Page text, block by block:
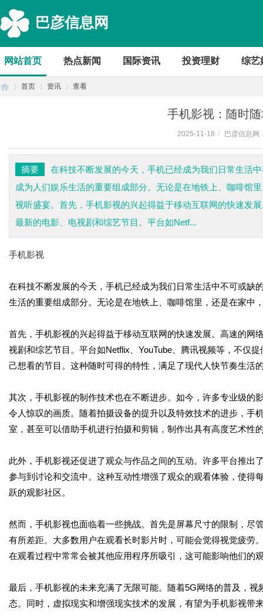
巴彦信息网
网站首页 热点新闻 国际资讯 投资理财 综艺
首页 资讯 查看
手机影视：随时
2025-11-18 / 巴彦信息网
摘要
在科技不断发展的今天，手机已经成为我们日常生活
成为人们娱乐生活的重要组成部分。无论是在地铁上、咖啡馆
视听盛宴。首先，手机影视的兴起得益于移动互联网的快速发
最新的电影、电视剧和综艺节目。平台如Netf...
手机影视
在科技不断发展的今天，手机已经成为我们日常生活中不可或缺
生活的重要组成部分。无论是在地铁上、咖啡馆里，还是在家中
首先，手机影视的兴起得益于移动互联网的快速发展。高速的网
视剧和综艺节目。平台如Netflix、YouTube、腾讯视频等，不仅
己想看的节目。这种随时可得的特性，满足了现代人快节奏生活
其次，手机影视的制作技术也在不断进步。如今，许多专业级的
令人惊叹的画质。随着拍摄设备的提升以及特效技术的进步，手
室，甚至可以借助手机进行拍摄和剪辑，制作出具有高度艺术性
此外，手机影视还促进了观众与作品之间的互动。许多平台推
参与到讨论和交流中。这种互动性增强了观众的观看体验，使得
跃的观影社区。
然而，手机影视也面临着一些挑战。首先是屏幕尺寸的限制，尽
有所差距。大多数用户在观看长时影片时，可能会觉得视觉疲劳
在观看过程中常常会被其他应用程序所吸引，这可能影响他们的
最后，手机影视的未来充满了无限可能。随着5G网络的普及，
态。同时，虚拟现实和增强现实技术的发展，有望为手机影视